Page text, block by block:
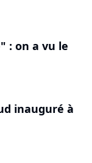
: on a vu le
inauguré à